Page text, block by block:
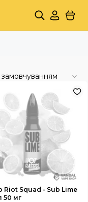
Riot Squad - Sub Lime
50 мг